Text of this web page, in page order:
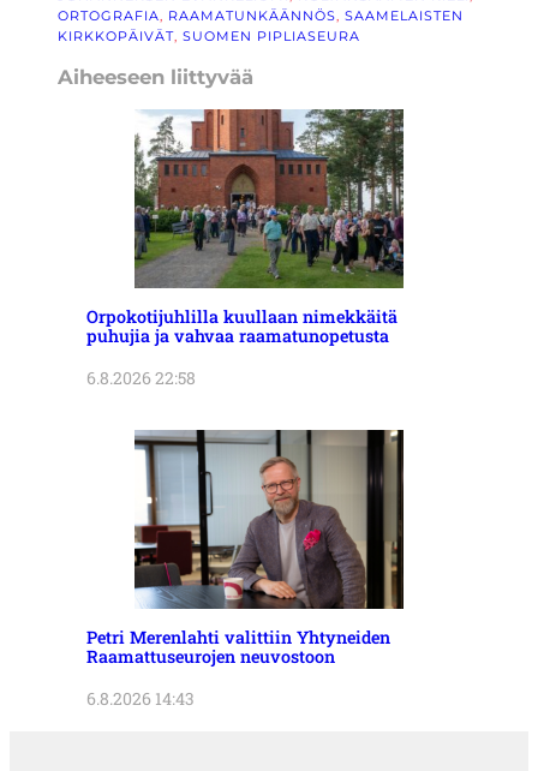
ORTOGRAFIA
RAAMATUNKÄÄNNÖS SAAMELAISTEN
KIRKKOPÄIVÄT SUOMEN PIPLIASEURA
Aiheeseen liittyvää
Orpokotijuhlilla kuullaan nimekkäitä
puhujia ja vahvaa raamatunopetusta
6.8.2026 22:58
Petri Merenlahti valittiin Yhtyneiden
Raamattuseurojen neuvostoon
6.8.2026 14:43